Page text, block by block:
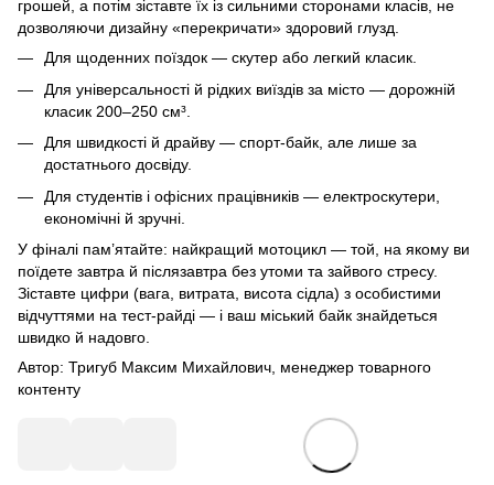
грошей, а потім зіставте їх із сильними сторонами класів, не
дозволяючи дизайну «перекричати» здоровий глузд.
Для щоденних поїздок — скутер або легкий класик.
Для універсальності й рідких виїздів за місто — дорожній
класик 200–250 см³.
Для швидкості й драйву — спорт-байк, але лише за
достатнього досвіду.
Для студентів і офісних працівників — електроскутери,
економічні й зручні.
У фіналі пам’ятайте: найкращий мотоцикл — той, на якому ви
поїдете завтра й післязавтра без утоми та зайвого стресу.
Зіставте цифри (вага, витрата, висота сідла) з особистими
відчуттями на тест-райді — і ваш міський байк знайдеться
швидко й надовго.
Автор: Тригуб Максим Михайлович, менеджер товарного
контенту